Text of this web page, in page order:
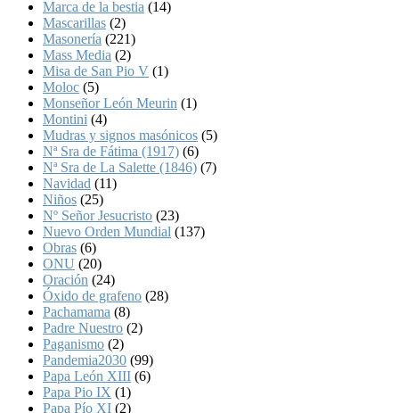
Marca de la bestia (14)
Mascarillas (2)
Masonería (221)
Mass Media (2)
Misa de San Pio V (1)
Moloc (5)
Monseñor León Meurin (1)
Montini (4)
Mudras y signos masónicos (5)
Nª Sra de Fátima (1917) (6)
Nª Sra de La Salette (1846) (7)
Navidad (11)
Niños (25)
Nº Señor Jesucristo (23)
Nuevo Orden Mundial (137)
Obras (6)
ONU (20)
Oración (24)
Óxido de grafeno (28)
Pachamama (8)
Padre Nuestro (2)
Paganismo (2)
Pandemia2030 (99)
Papa León XIII (6)
Papa Pio IX (1)
Papa Pío XI (2)